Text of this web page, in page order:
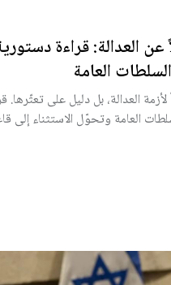
عن العدالة: قراءة
العامة
العدالة، بل دليل على تعثّرها.
العامة وتحوّل الاستثناء إلى